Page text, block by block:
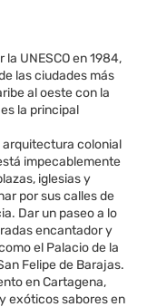
UNESCO en 1984,
las ciudades más
al oeste con la
la principal
arquitectura colonial
impecablemente
iglesias y
por sus calles de
Dar un paseo a lo
encantador y
el Palacio de la
Felipe de Barajas.
en Cartagena,
exóticos sabores en